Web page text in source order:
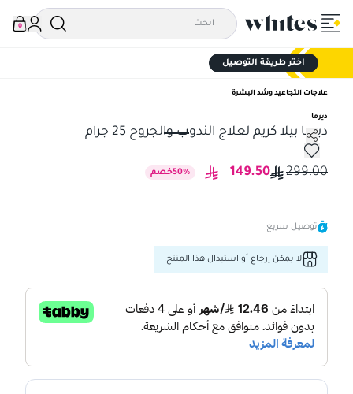
0
اختر طريقة التوصيل
علاجات التجاعيد وشد البشرة
ديرما
ديرما بيلا كريم لعلاج الندوب والجروح 25 جرام
ديرما بيلا كريم لعلاج الندوب والجروح 25 جرام
299.00
149.50
50% خصم
توصيل سريع
لا يمكن إرجاع أو استبدال هذا المنتج.